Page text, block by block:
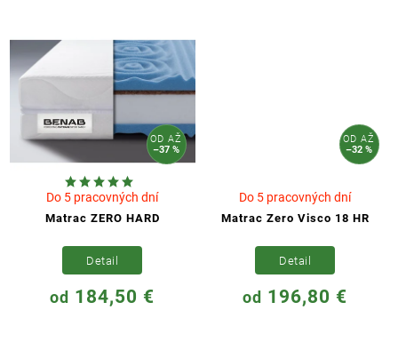
ODAŽ
–37 %
Matrac ZERO HARD
Do 5 pracovných dní
od 184,50 €
Detail
ODAŽ
–32 %
Matrac Zero Visco 18 HR
Do 5 pracovných dní
od 196,80 €
Detail